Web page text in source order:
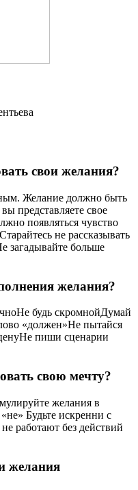
свои желания?
Желание должно быть
представляете свое
появляться чувство
не рассказывать
загадывайте больше
желания?
будь скромнойДумай
«должен»Не пытайся
пиши сценарии
свою мечту?
желания в
Будьте искренни с
работают без действий
желания